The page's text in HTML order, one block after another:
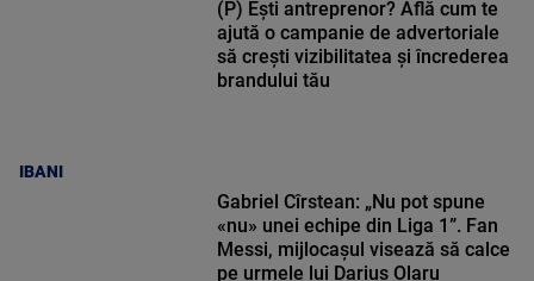
IBANI
(P) Ești antreprenor? Află cum te
ajută o campanie de advertoriale
să crești vizibilitatea și încrederea
brandului tău
Gabriel Cîrstean: „Nu pot spune
«nu» unei echipe din Liga 1”. Fan
Messi, mijlocașul visează să calce
pe urmele lui Darius Olaru